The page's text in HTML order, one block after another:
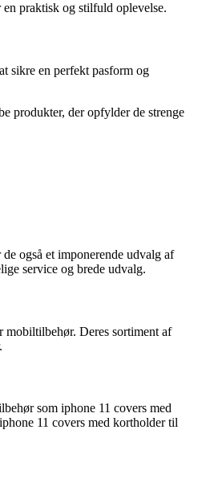
praktisk og stilfuld oplevelse.
sikre en perfekt pasform og
produkter, der opfylder de strenge
også et imponerende udvalg af
service og brede udvalg.
Deres sortiment af
som iphone 11 covers med
11 covers med kortholder til